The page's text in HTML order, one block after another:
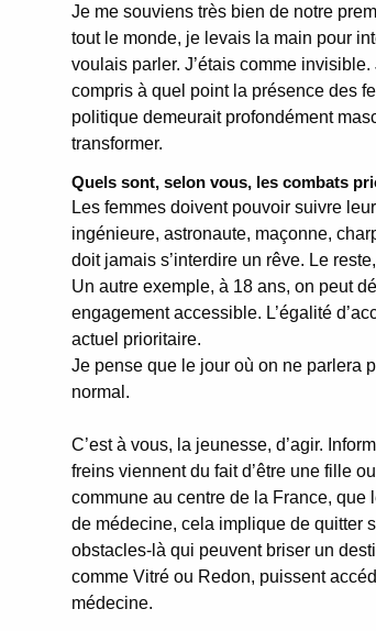
Je me souviens très bien de notre
tout le monde, je levais la main pour
voulais parler. J’étais comme invisible.
compris à quel point la présence des
politique demeurait profondément
transformer.
Quels sont, selon vous, les combats
Les femmes doivent pouvoir suivre
ingénieure, astronaute, maçonne,
doit jamais s’interdire un rêve. Le
Un autre exemple, à 18 ans, on peut
engagement accessible. L’égalité
actuel prioritaire.
Je pense que le jour où on ne parlera
normal.
C’est à vous, la jeunesse, d’agir.
freins viennent du fait d’être une fille
commune au centre de la France, que
de médecine, cela implique de quitter
obstacles-là qui peuvent briser un
comme Vitré ou Redon, puissent
médecine.